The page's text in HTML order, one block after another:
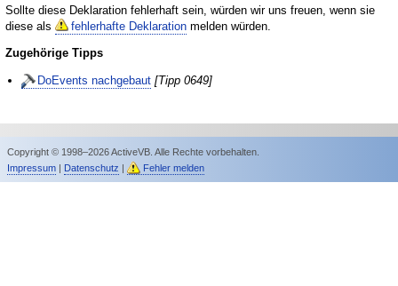
Sollte diese Deklaration fehlerhaft sein, würden wir uns freuen, wenn sie
diese als
fehlerhafte Deklaration melden würden.
Zugehörige Tipps
DoEvents nachgebaut [Tipp 0649]
Copyright © 1998–2026 ActiveVB. Alle Rechte vorbehalten.
Impressum| Datenschutz | Fehler melden